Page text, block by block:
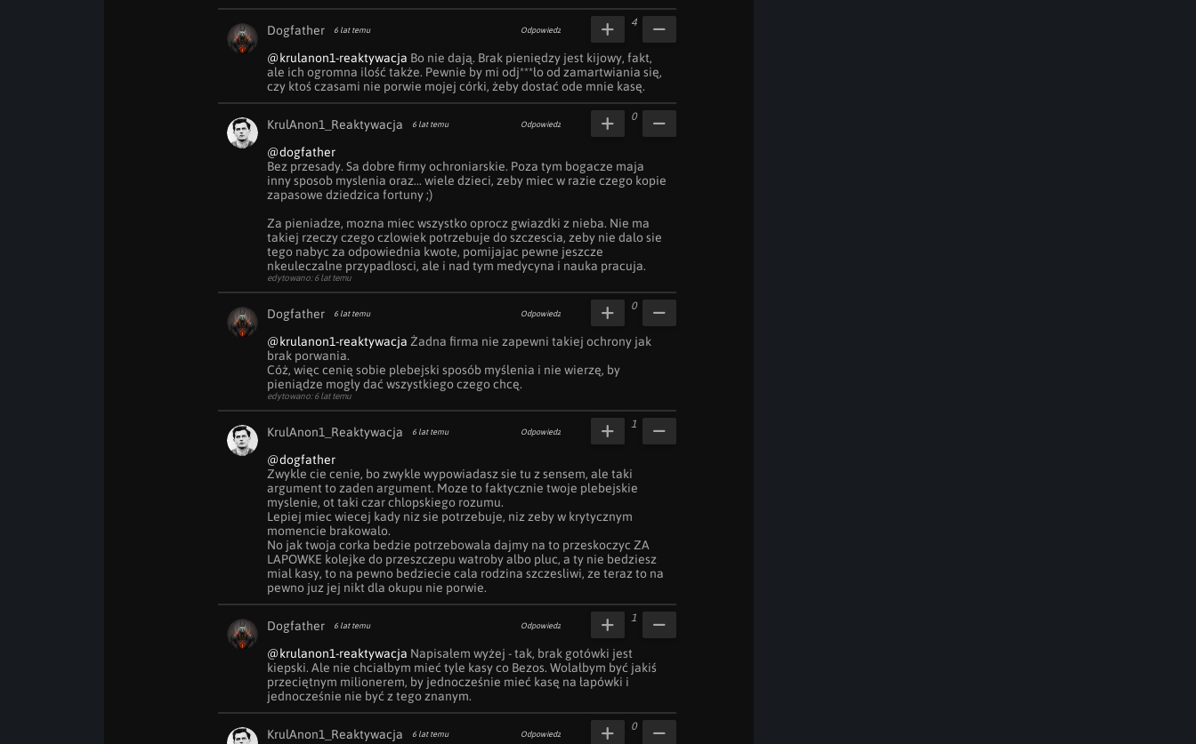
Dogfather 6 lat temu Odpowiedz
@krulanon1-reaktywacja Bo nie dają. Brak pieniędzy jest kijowy, fakt,
ale ich ogromna ilość także. Pewnie by mi odj***ło od zamartwiania się,
czy ktoś czasami nie porwie mojej córki, żeby dostać ode mnie kasę.
4
KrulAnon1_Reaktywacja 6 lat temu Odpowiedz
@dogfather
Bez przesady. Sa dobre firmy ochroniarskie. Poza tym bogacze maja
inny sposob myslenia oraz... wiele dzieci, zeby miec w razie czego kopie
zapasowe dziedzica fortuny ;)
Za pieniadze, mozna miec wszystko oprocz gwiazdki z nieba. Nie ma
takiej rzeczy czego czlowiek potrzebuje do szczescia, zeby nie dalo sie
tego nabyc za odpowiednia kwote, pomijajac pewne jeszcze
nkeuleczalne przypadlosci, ale i nad tym medycyna i nauka pracuja.
edytowano: 6 lat temu
0
Dogfather 6 lat temu Odpowiedz
@krulanon1-reaktywacja Żadna firma nie zapewni takiej ochrony jak
brak porwania.
Cóż, więc cenię sobie plebejski sposób myślenia i nie wierzę, by
pieniądze mogły dać wszystkiego czego chcę.
edytowano: 6 lat temu
0
KrulAnon1_Reaktywacja 6 lat temu Odpowiedz
@dogfather
Zwykle cie cenie, bo zwykle wypowiadasz sie tu z sensem, ale taki
argument to zaden argument. Moze to faktycznie twoje plebejskie
myslenie, ot taki czar chlopskiego rozumu.
Lepiej miec wiecej kady niz sie potrzebuje, niz zeby w krytycznym
momencie brakowalo.
No jak twoja corka bedzie potrzebowala dajmy na to przeskoczyc ZA
LAPOWKE kolejke do przeszczepu watroby albo pluc, a ty nie bedziesz
mial kasy, to na pewno bedziecie cala rodzina szczesliwi, ze teraz to na
pewno juz jej nikt dla okupu nie porwie.
1
Dogfather 6 lat temu Odpowiedz
@krulanon1-reaktywacja Napisałem wyżej - tak, brak gotówki jest
kiepski. Ale nie chciałbym mieć tyle kasy co Bezos. Wolałbym być jakiś
przeciętnym milionerem, by jednocześnie mieć kasę na łapówki i
jednocześnie nie być z tego znanym.
1
KrulAnon1_Reaktywacja 6 lat temu Odpowiedz
0